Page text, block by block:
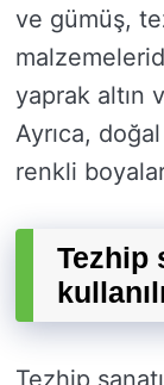
ve gümüş,
yaprak altın
Ayrıca,
renkli
Tezhip
Tezhip